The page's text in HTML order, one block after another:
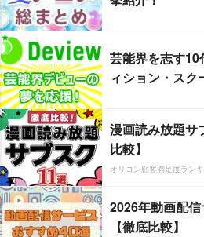
芸能界を志す
ィション・ス
漫画読み放題サ
比較】
オリコン顧客満足度ラン
2026年動画配
【徹底比較】